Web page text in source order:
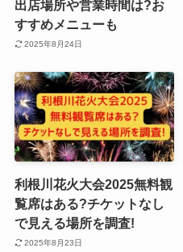
出店場所や営業時間は?お
すすめメニューも
2025年8月24日
利根川花火大会2025無料観
覧席はある?チケットなし
で見える場所を調査!
2025年8月23日